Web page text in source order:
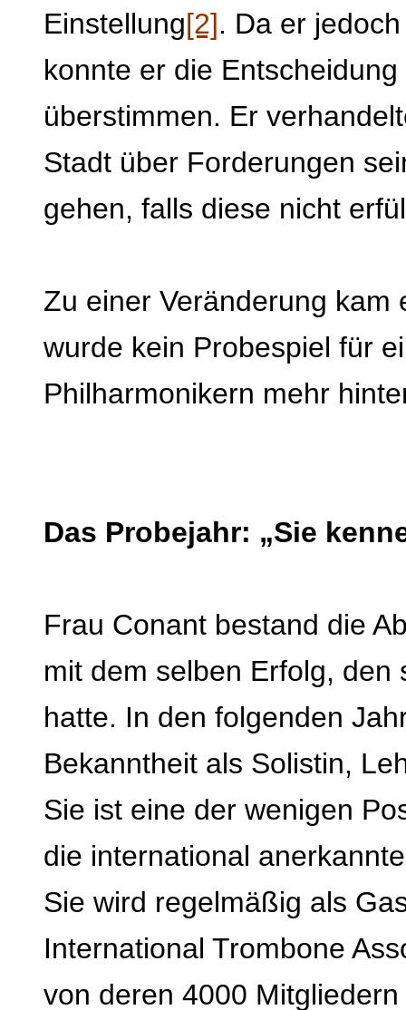
Einstellung[2]. Da er
konnte er die
überstimmen. Er
Stadt über Forderungen
gehen, falls diese nicht
Zu einer Veränderung
wurde kein Probespiel für
Philharmonikern mehr
Das Probejahr: „Sie
Frau Conant bestand die
mit dem selben Erfolg,
hatte. In den folgenden
Bekanntheit als Solistin,
Sie ist eine der wenigen
die international
Sie wird regelmäßig als
International Trombone
von deren 4000